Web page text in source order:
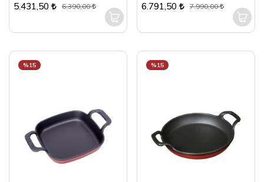
5.431,50 6.390,00 6.791,50 7.990,00
%15 %15